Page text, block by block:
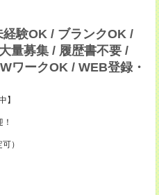
験OK / ブランクOK /
量募集 / 履歴書不要 /
ワークOK / WEB登録・
】
）